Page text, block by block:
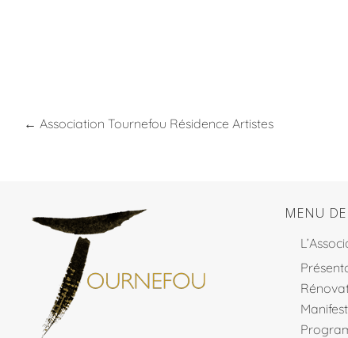
← Association Tournefou Résidence Artistes
MENU